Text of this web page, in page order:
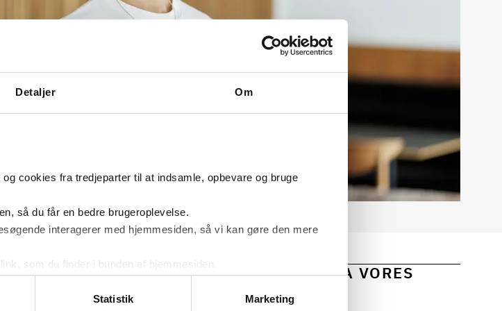
Detaljer Om
cookies fra tredjeparter til at indsamle, opbevare og bruge
så du får en bedre brugeroplevelse.
interagerer med hjemmesiden, så vi kan gøre den mere
som du finder i bunden af hjemmesiden.
her.
Statistik Marketing
FÅ JURIDISK VIDEN OG INDSIGTER FRA VORES
I DIN INDBAKKE